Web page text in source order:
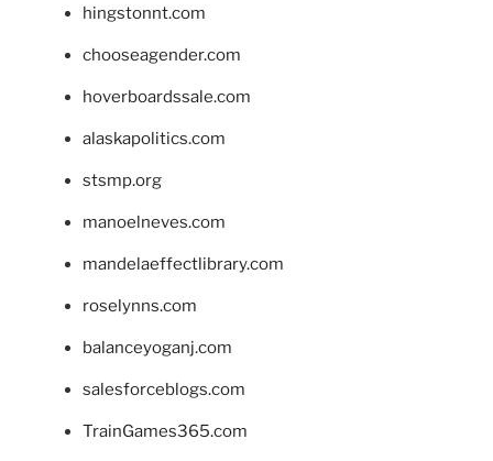
hingstonnt.com
chooseagender.com
hoverboardssale.com
alaskapolitics.com
stsmp.org
manoelneves.com
mandelaeffectlibrary.com
roselynns.com
balanceyoganj.com
salesforceblogs.com
TrainGames365.com